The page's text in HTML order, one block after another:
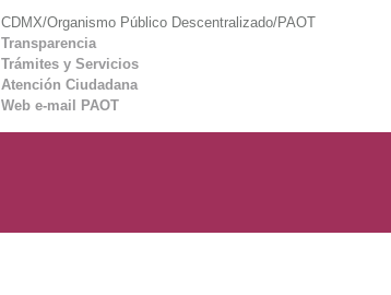
CDMX/Organismo Público Descentralizado/PAOT
Transparencia
Trámites y Servicios
Atención Ciudadana
Web e-mail PAOT